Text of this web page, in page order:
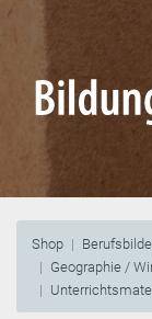
Shop
Geographie /